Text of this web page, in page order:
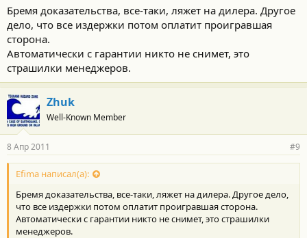
Бремя доказательства, все-таки, ляжет на дилера. Другое
дело, что все издержки потом оплатит проигравшая
сторона.
Автоматически с гарантии никто не снимет, это
страшилки менеджеров.
Zhuk
Well-Known Member
8 Апр 2011 #9
Efima написал(а):
Бремя доказательства, все-таки, ляжет на дилера. Другое дело,
что все издержки потом оплатит проигравшая сторона.
Автоматически с гарантии никто не снимет, это страшилки
менеджеров.